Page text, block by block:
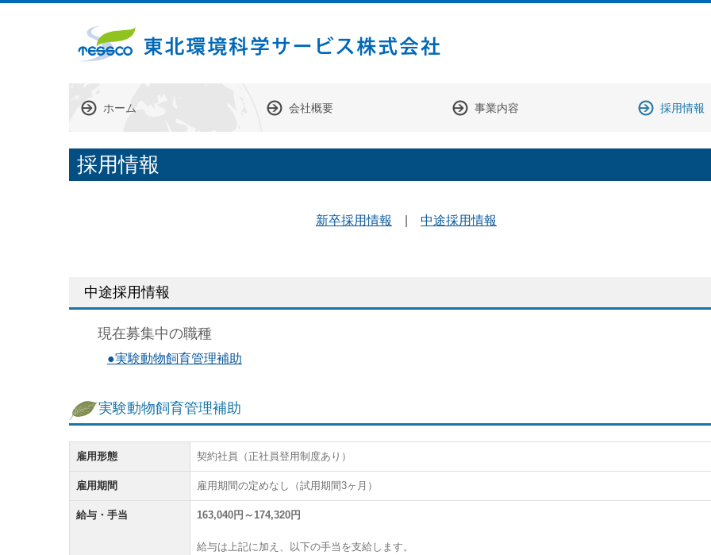
ホーム 会社概要 事業内容
開発支援Gr
化学分析Gr
生化学Gr
採用情報
採用情報
新卒採用情報 中途採用情報
中途採用情報
現在募集中の職種
●実験動物飼育管理補助
実験動物飼育管理補助
雇用形態 契約社員（正社員登用制度あり）
雇用期間 雇用期間の定めなし（試用期間3ヶ月）
給与・手当 163,040円～174,320円
給与は上記に加え、以下の手当を支給します。